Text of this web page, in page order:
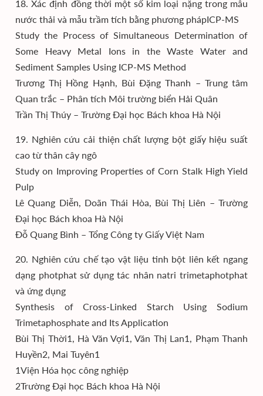
18. Xác định đồng thời một số kim loại nặng trong mẫu
nước thải và mẫu trầm tích bằng phương phápICP-MS
Study the Process of Simultaneous Determination of
Some Heavy Metal Ions in the Waste Water and
Sediment Samples Using ICP-MS Method
Trương Thị Hồng Hạnh, Bùi Đặng Thanh – Trung tâm
Quan trắc – Phân tích Môi trường biển Hải Quân
Trần Thị Thúy – Trường Đại học Bách khoa Hà Nội
19. Nghiên cứu cải thiện chất lượng bột giấy hiệu suất
cao từ thân cây ngô
Study on Improving Properties of Corn Stalk High Yield
Pulp
Lê Quang Diễn, Doãn Thái Hòa, Bùi Thị Liên – Trường
Đại học Bách khoa Hà Nội
Đỗ Quang Bình – Tổng Công ty Giấy Việt Nam
20. Nghiên cứu chế tạo vật liệu tinh bột liên kết ngang
dạng photphat sử dụng tác nhân natri trimetaphotphat
và ứng dụng
Synthesis of Cross-Linked Starch Using Sodium
Trimetaphosphate and Its Application
Bùi Thị Thời1, Hà Văn Vợi1, Văn Thị Lan1, Phạm Thanh
Huyền2, Mai Tuyên1
1Viện Hóa học công nghiệp
2Trường Đại học Bách khoa Hà Nội